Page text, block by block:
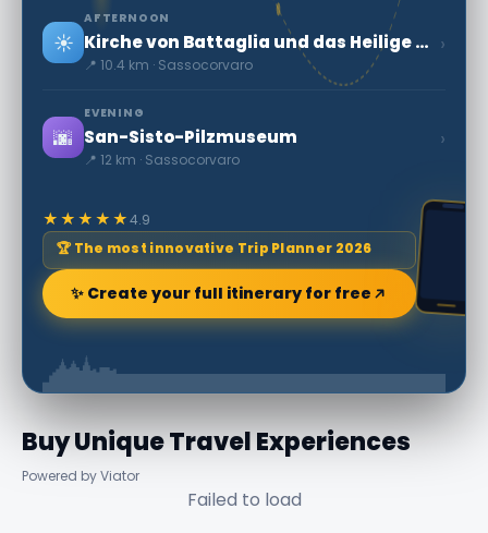
☀️
AFTERNOON
Kirche von Battaglia und das Heilige Kruzifix
📍 10.4 km · Sassocorvaro
›
🌆
EVENING
San-Sisto-Pilzmuseum
📍 12 km · Sassocorvaro
›
★★★★★4.9
🏆 The most innovative Trip Planner 2026
✨ Create your full itinerary for free
Buy Unique Travel Experiences
Powered by Viator
Failed to load